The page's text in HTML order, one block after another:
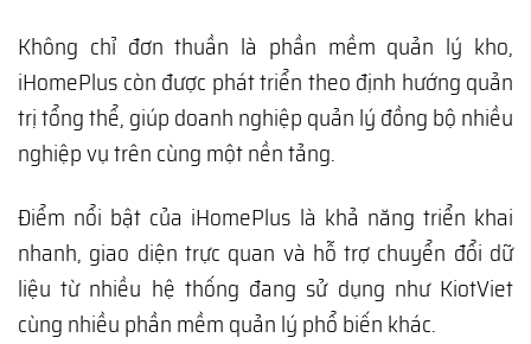
Không chỉ đơn thuần là phần mềm quản lý kho,
iHomePlus còn được phát triển theo định hướng quản
trị tổng thể, giúp doanh nghiệp quản lý đồng bộ nhiều
nghiệp vụ trên cùng một nền tảng.
Điểm nổi bật của iHomePlus là khả năng triển khai
nhanh, giao diện trực quan và hỗ trợ chuyển đổi dữ
liệu từ nhiều hệ thống đang sử dụng như KiotViet
cùng nhiều phần mềm quản lý phổ biến khác.